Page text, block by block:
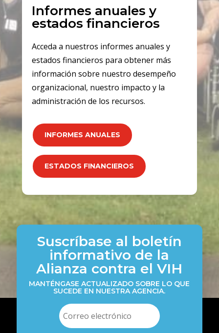
Informes anuales y
estados financieros
Acceda a nuestros informes anuales y
estados financieros para obtener más
información sobre nuestro desempeño
organizacional, nuestro impacto y la
administración de los recursos.
INFORMES ANUALES
ESTADOS FINANCIEROS
Suscríbase al boletín
informativo de la
Alianza contra el VIH
MANTÉNGASE ACTUALIZADO SOBRE LO QUE
SUCEDE EN NUESTRA AGENCIA.